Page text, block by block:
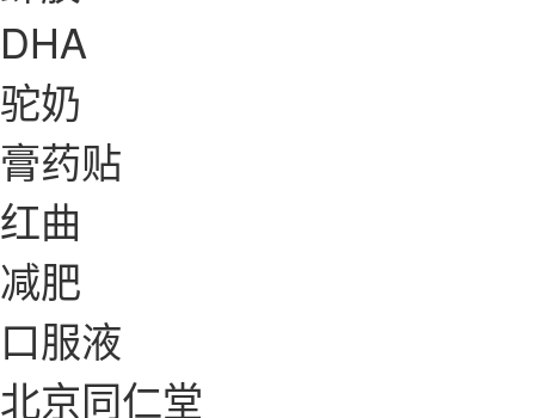
DHA
驼奶
膏药贴
红曲
减肥
口服液
北京同仁堂